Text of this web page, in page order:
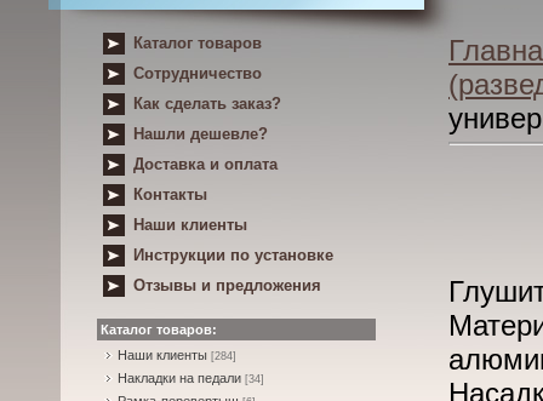
Каталог товаров
Сотрудничество
Как сделать заказ?
Нашли дешевле?
Доставка и оплата
Контакты
Наши клиенты
Инструкции по установке
Отзывы и предложения
Каталог товаров:
Наши клиенты [284]
Накладки на педали [34]